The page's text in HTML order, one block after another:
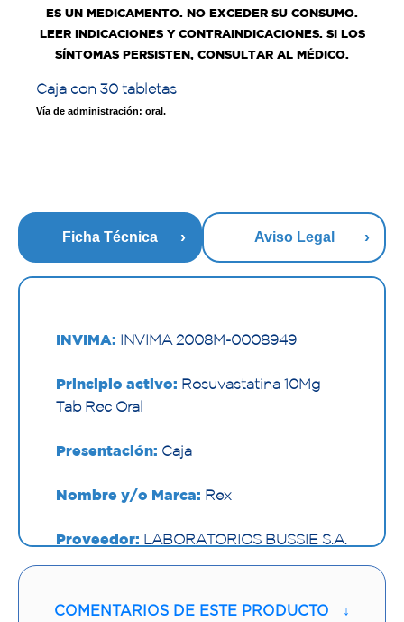
ES UN MEDICAMENTO. NO EXCEDER SU CONSUMO.
LEER INDICACIONES Y CONTRAINDICACIONES. SI LOS
SÍNTOMAS PERSISTEN, CONSULTAR AL MÉDICO.
Caja con 30 tabletas
Vía de administración: oral.
Ficha Técnica Aviso Legal
INVIMA: INVIMA 2008M-0008949
Principio activo: Rosuvastatina 10Mg
Tab Rec Oral
Presentación: Caja
Nombre y/o Marca: Rex
Proveedor: LABORATORIOS BUSSIE S.A.
COMENTARIOS DE ESTE PRODUCTO ↓